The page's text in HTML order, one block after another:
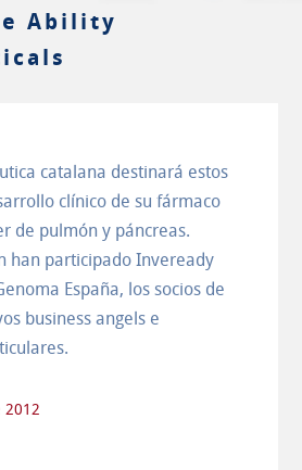
Ability
catalana destinará estos
clínico de su fármaco
de pulmón y páncreas.
han participado Inveready
España, los socios de
business angels e
2012